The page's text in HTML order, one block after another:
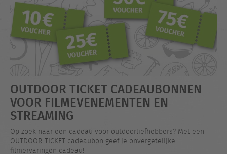
OUTDOOR TICKET CADEAUBONNEN
VOOR FILMEVENEMENTEN EN
STREAMING
Op zoek naar een cadeau voor outdoorliefhebbers? Met een
OUTDOOR-TICKET cadeaubon geef je onvergetelijke
filmervaringen cadeau!